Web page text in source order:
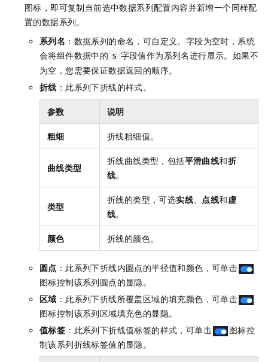
图标，即可复制当前选中数据系列配置内容并新增一个同样配
置的数据系列。
系列名 ：数据系列的命名，可自定义。字段为空时，系统
会将组件数据中的 s 字段值作为系列名进行显示。如果不
为空，您需要保证数据返回的顺序。
折线 ：此系列下折线的样式。
参数 说明
粗细 折线粗细值。
曲线类型
折线曲线类型，包括平滑曲线和折
线。
类型
折线的类型，可选实线、 点线和虚
线。
颜色 折线的颜色。
圆点 ：此系列下折线内圆点的半径值和颜色，可单击
图标控制该系列圆点的显隐。
区域 ：此系列下折线所覆盖区域的填充颜色，可单击
图标控制该系列区域填充色的显隐。
值标签 ：此系列下折线值标签的样式，可单击
图标控
制该系列折线标签值的显隐。